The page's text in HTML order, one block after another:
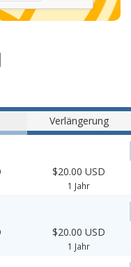
Verlängerung
$20.00 USD
1 Jahr
$20.00 USD
1 Jahr